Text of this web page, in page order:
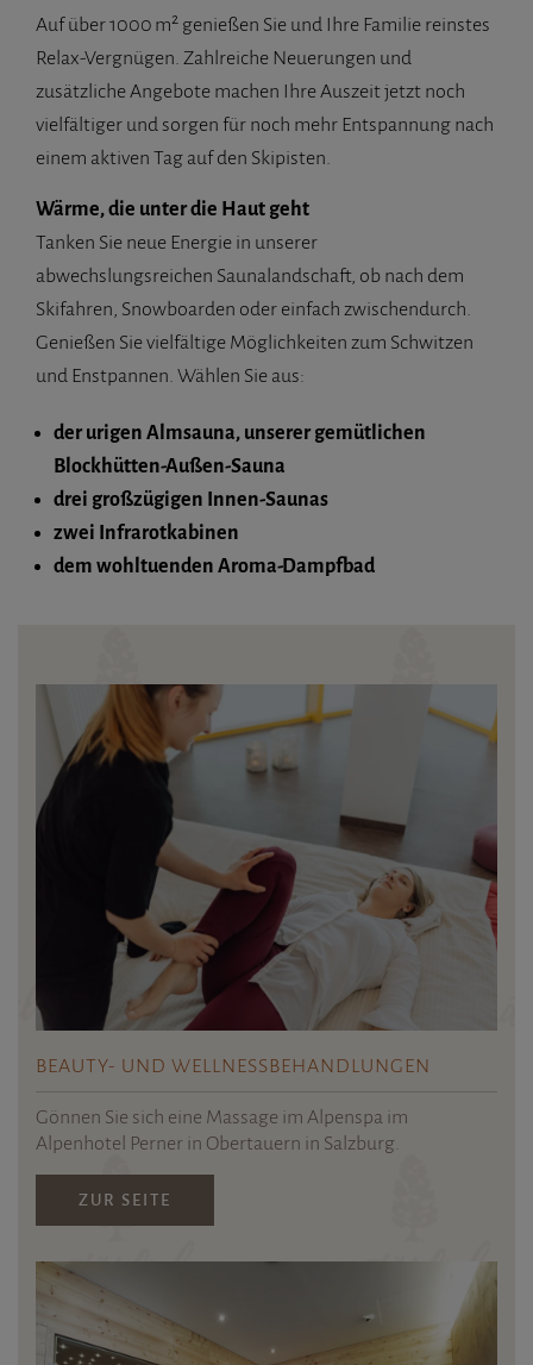
Auf über 1000 m² genießen Sie und Ihre Familie reinstes
Relax-Vergnügen. Zahlreiche Neuerungen und
zusätzliche Angebote machen Ihre Auszeit jetzt noch
vielfältiger und sorgen für noch mehr Entspannung nach
einem aktiven Tag auf den Skipisten.
Wärme, die unter die Haut geht
Tanken Sie neue Energie in unserer
abwechslungsreichen Saunalandschaft, ob nach dem
Skifahren, Snowboarden oder einfach zwischendurch.
Genießen Sie vielfältige Möglichkeiten zum Schwitzen
und Enstpannen. Wählen Sie aus:
der urigen Almsauna, unserer gemütlichen
Blockhütten-Außen-Sauna
drei großzügigen Innen-Saunas
zwei Infrarotkabinen
dem wohltuenden Aroma-Dampfbad
BEAUTY- UND WELLNESS­BEHANDLUNGEN
Gönnen Sie sich eine Massage im Alpenspa im
Alpenhotel Perner in Obertauern in Salzburg.
ZUR SEITE